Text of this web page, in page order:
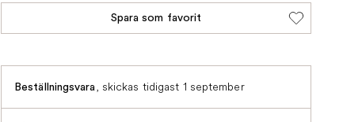
Spara som favorit
Beställningsvara, skickas tidigast 1 september